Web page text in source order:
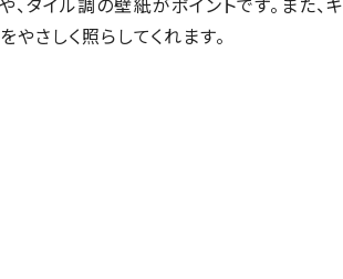
さしく照らしてくれます。